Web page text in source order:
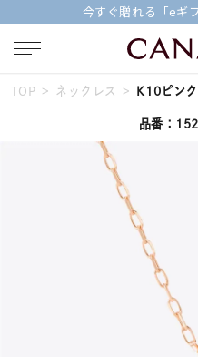
今すぐ贈れる「eギ
人気検索キーワード
#ペア
#くまのプ
TOP ネックレス K10ピン
品番：